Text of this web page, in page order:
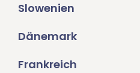
Slowenien
Dänemark
Frankreich